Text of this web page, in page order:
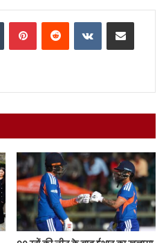
Tumblr PinterestReddit VKontakteShare via Email